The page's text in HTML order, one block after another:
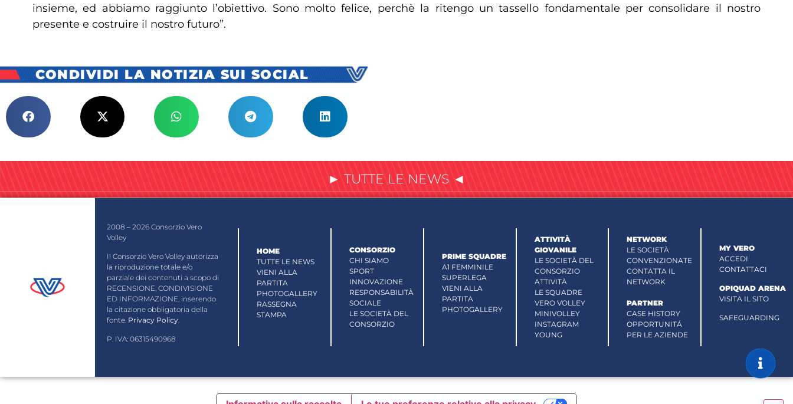
insieme, ed abbiamo raggiunto l’obiettivo. Sono molto felice, perchè la ritengo un tassello fondamentale per consolidare il nostro
presente e costruire il nostro futuro”.
CONDIVIDI LA NOTIZIA SUI SOCIAL
► TUTTE LE NEWS ◄
2008 – 2026 Consorzio Vero
Volley
Il Consorzio Vero Volley autorizza
la riproduzione totale e/o
parziale dei contenuti a scopo di
RECENSIONE, CONDIVISIONE
ED INFORMAZIONE, inserendo
la citazione obbligatoria della
fonte. Privacy Policy
P. IVA: 06315490968
HOME
TUTTE LE NEWS
VIENI ALLA
PARTITA
PHOTOGALLERY
RASSEGNA
STAMPA
CONSORZIO
CHI SIAMO
SPORT
INNOVAZIONE
RESPONSABILITÀ
SOCIALE
LE SOCIETÀ DEL
CONSORZIO
PRIME SQUADRE
A1 FEMMINILE
SUPERLEGA
VIENI ALLA
PARTITA
PHOTOGALLERY
ATTIVITÀ
GIOVANILE
LE SOCIETÀ DEL
CONSORZIO
ATTIVITÀ
LE SQUADRE
VERO VOLLEY
MINIVOLLEY
INSTAGRAM
YOUNG
NETWORK
LE SOCIETÀ
CONVENZIONATE
CONTATTA IL
NETWORK
PARTNER
CASE HISTORY
OPPORTUNITÁ
PER LE AZIENDE
MY VERO
ACCEDI
CONTATTACI
OPIQUAD ARENA
VISITA IL SITO
SAFEGUARDING